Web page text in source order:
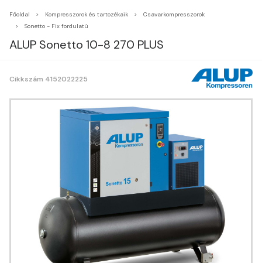
Főoldal Kompresszorok és tartozékaik
Csavarkompresszorok
Sonetto - Fix fordulatú
ALUP Sonetto 10-8 270 PLUS
Cikkszám 4152022225